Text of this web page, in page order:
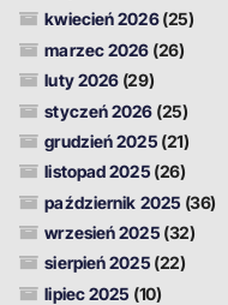
kwiecień 2026(25)
marzec 2026 (26)
luty 2026 (29)
styczeń 2026 (25)
grudzień 2025 (21)
listopad 2025 (26)
październik 2025 (36)
wrzesień 2025 (32)
sierpień 2025 (22)
lipiec 2025 (10)